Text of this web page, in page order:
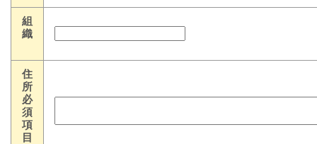
組
織
住
所
必
須
項
目